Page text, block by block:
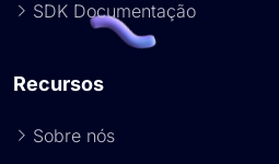
SDK Documentação
Recursos
Sobre nós